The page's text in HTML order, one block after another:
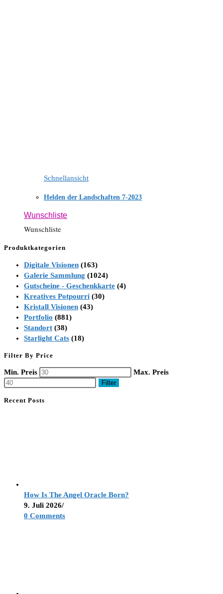
Schnellansicht
Helden der Landschaften 7-2023
Wunschliste
Wunschliste
Produktkategorien
Digitale Visionen (163)
Galerie Sammlung (1024)
Gutscheine - Geschenkkarte (4)
Kreatives Potpourri (30)
Kristall Visionen (43)
Portfolio (881)
Standort (38)
Starlight Cats (18)
Filter By Price
Min. Preis Max. Preis
Filter
Recent Posts
How Is The Angel Oracle Born?
9. Juli 2026/
0 Comments